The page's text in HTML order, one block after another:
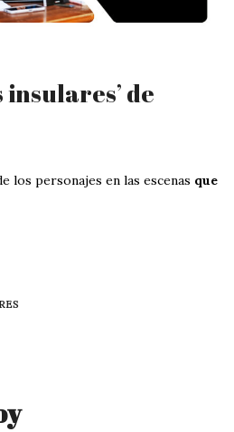
insulares’ de
los personajes en las escenas que